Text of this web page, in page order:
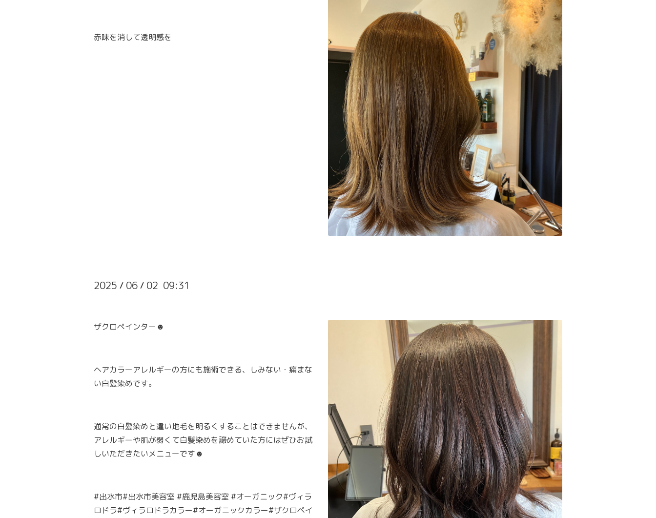
赤味を消して透明感を
2025 / 06 / 02 09:31
ザクロペインター☻
ヘアカラーアレルギーの方にも施術できる、しみない・痛まな
い白髪染めです。
通常の白髪染めと違い地毛を明るくすることはできませんが、
アレルギーや肌が弱くて白髪染めを諦めていた方にはぜひお試
しいただきたいメニューです☻
#出水市#出水市美容室 #鹿児島美容室 #オーガニック#ヴィラ
ロドラ#ヴィラロドラカラー#オーガニックカラー#ザクロペイ